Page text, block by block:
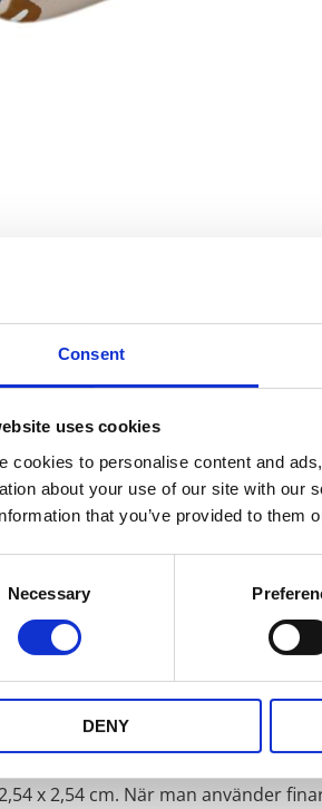
Consent
uses cookies
cookies to personalise content and
about your use of our site with our
that you’ve provided to them
Necessary
DENY
mönster av svensk designer.
ditt nya bädd set. Vi har både
100 certifiering innebär att
vävs in, på längden och på
x 2,54 cm. När man använder